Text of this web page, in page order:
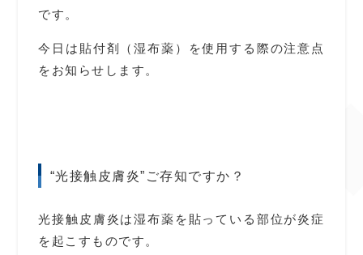
です。
今日は貼付剤（湿布薬）を使用する際の注意点
をお知らせします。
“光接触皮膚炎”ご存知ですか？
光接触皮膚炎は湿布薬を貼っている部位が炎症
を起こすものです。